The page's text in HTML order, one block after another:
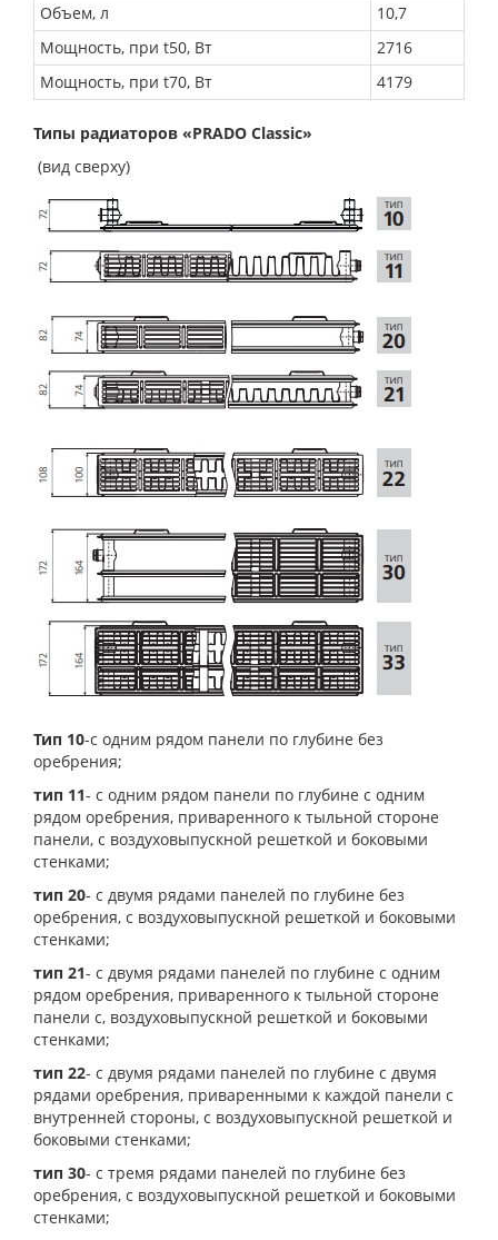
Объем, л
10,7
Мощность, при t50, Вт
2716
Мощность, при t70, Вт
4179
Типы радиаторов «PRADO Classic»
(вид сверху)
Тип 10-с одним рядом панели по глубине без
оребрения;
тип 11- с одним рядом панели по глубине с одним
рядом оребрения, приваренного к тыльной стороне
панели, с воздуховыпускной решеткой и боковыми
стенками;
тип 20- с двумя рядами панелей по глубине без
оребрения, с воздуховыпускной решеткой и боковыми
стенками;
тип 21- с двумя рядами панелей по глубине с одним
рядом оребрения, приваренного к тыльной стороне
панели с, воздуховыпускной решеткой и боковыми
стенками;
тип 22- с двумя рядами панелей по глубине с двумя
рядами оребрения, приваренными к каждой панели с
внутренней стороны, с воздуховыпускной решеткой и
боковыми стенками;
тип 30- с тремя рядами панелей по глубине без
оребрения, с воздуховыпускной решеткой и боковыми
стенками;